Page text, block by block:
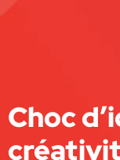
Choc